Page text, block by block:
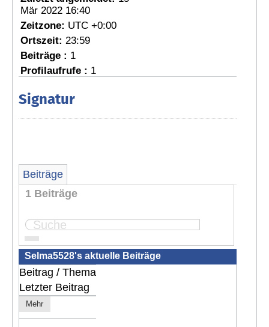
Mär 2022 16:40
Zeitzone: UTC +0:00
Ortszeit: 23:59
Beiträge : 1
Profilaufrufe : 1
Signatur
Beiträge
1 Beiträge
Seite:
Selma5528's aktuelle Beiträge
Beitrag / Thema
Letzter Beitrag
Mehr